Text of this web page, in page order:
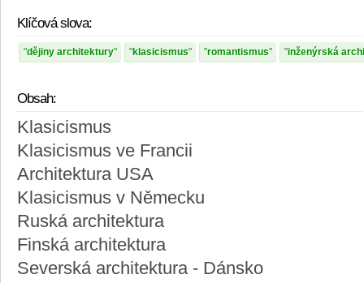
Klíčová slova:
dějiny architektury klasicismus romantismus inženýrská
Obsah:
Klasicismus
Klasicismus ve Francii
Architektura USA
Klasicismus v Německu
Ruská architektura
Finská architektura
Severská architektura - Dánsko